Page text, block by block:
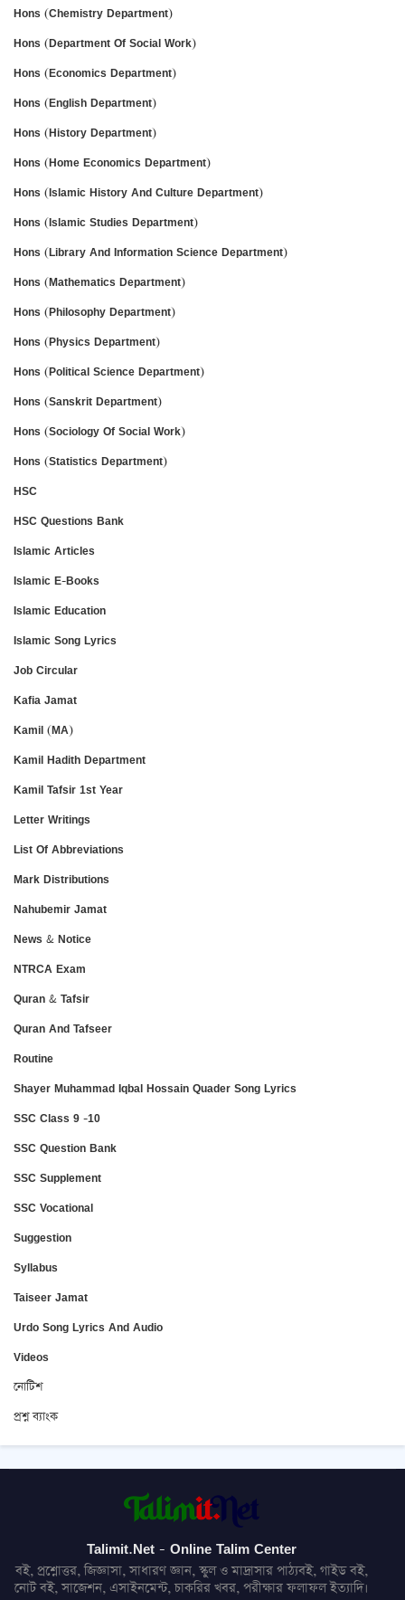
Hons (Chemistry Department)
Hons (Department Of Social Work)
Hons (Economics Department)
Hons (English Department)
Hons (History Department)
Hons (Home Economics Department)
Hons (Islamic History And Culture Department)
Hons (Islamic Studies Department)
Hons (Library And Information Science Department)
Hons (Mathematics Department)
Hons (Philosophy Department)
Hons (Physics Department)
Hons (Political Science Department)
Hons (Sanskrit Department)
Hons (Sociology Of Social Work)
Hons (Statistics Department)
HSC
HSC Questions Bank
Islamic Articles
Islamic E-Books
Islamic Education
Islamic Song Lyrics
Job Circular
Kafia Jamat
Kamil (MA)
Kamil Hadith Department
Kamil Tafsir 1st Year
Letter Writings
List Of Abbreviations
Mark Distributions
Nahubemir Jamat
News & Notice
NTRCA Exam
Quran & Tafsir
Quran And Tafseer
Routine
Shayer Muhammad Iqbal Hossain Quader Song Lyrics
SSC Class 9 -10
SSC Question Bank
SSC Supplement
SSC Vocational
Suggestion
Syllabus
Taiseer Jamat
Urdo Song Lyrics And Audio
Videos
নোটিশ
প্রশ্ন ব্যাংক
Talimit.Net - Online Talim Center
বই, প্রশ্নোত্তর, জিজ্ঞাসা, সাধারণ জ্ঞান, স্কুল ও মাদ্রাসার পাঠ্যবই, গাইড বই,
নোট বই, সাজেশন, এসাইনমেন্ট, চাকরির খবর, পরীক্ষার ফলাফল ইত্যাদি।